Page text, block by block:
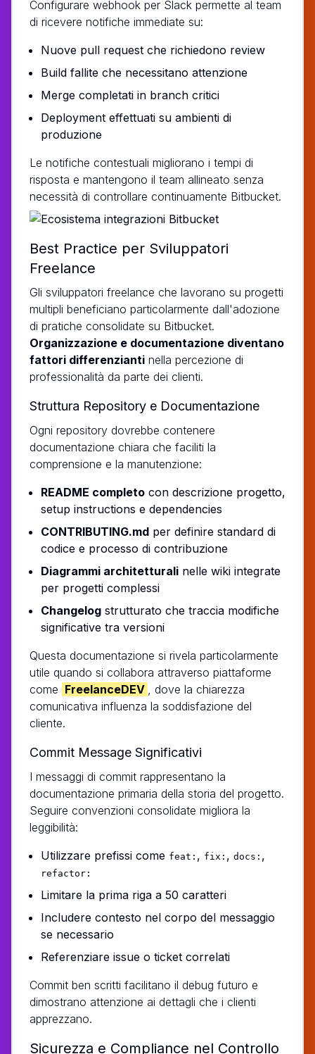
Configurare webhook per Slack permette al team
di ricevere notifiche immediate su:
Nuove pull request che richiedono review
Build fallite che necessitano attenzione
Merge completati in branch critici
Deployment effettuati su ambienti di
produzione
Le notifiche contestuali migliorano i tempi di
risposta e mantengono il team allineato senza
necessità di controllare continuamente Bitbucket.
Best Practice per Sviluppatori
Freelance
Gli sviluppatori freelance che lavorano su progetti
multipli beneficiano particolarmente dall'adozione
di pratiche consolidate su Bitbucket.
Organizzazione e documentazione diventano
fattori differenzianti nella percezione di
professionalità da parte dei clienti.
Struttura Repository e Documentazione
Ogni repository dovrebbe contenere
documentazione chiara che faciliti la
comprensione e la manutenzione:
README completo con descrizione progetto,
setup instructions e dependencies
CONTRIBUTING.md per definire standard di
codice e processo di contribuzione
Diagrammi architetturali nelle wiki integrate
per progetti complessi
Changelog strutturato che traccia modifiche
significative tra versioni
Questa documentazione si rivela particolarmente
utile quando si collabora attraverso piattaforme
come FreelanceDEV
, dove la chiarezza
comunicativa influenza la soddisfazione del
cliente.
Commit Message Significativi
I messaggi di commit rappresentano la
documentazione primaria della storia del progetto.
Seguire convenzioni consolidate migliora la
leggibilità:
Utilizzare prefissi come feat: , fix: , docs: ,
refactor:
Limitare la prima riga a 50 caratteri
Includere contesto nel corpo del messaggio
se necessario
Referenziare issue o ticket correlati
Commit ben scritti facilitano il debug futuro e
dimostrano attenzione ai dettagli che i clienti
apprezzano.
Sicurezza e Compliance nel Controllo